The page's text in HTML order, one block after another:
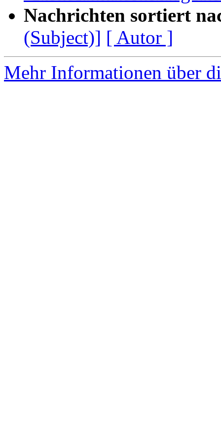
Nachrichten sortiert
(Subject)] [ Autor ]
Mehr Informationen über